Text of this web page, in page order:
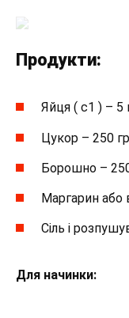
Продукти:
Яйця ( с1 ) – 5
Цукор – 250
Борошно –
Маргарин або
Сіль і
Для начинки: